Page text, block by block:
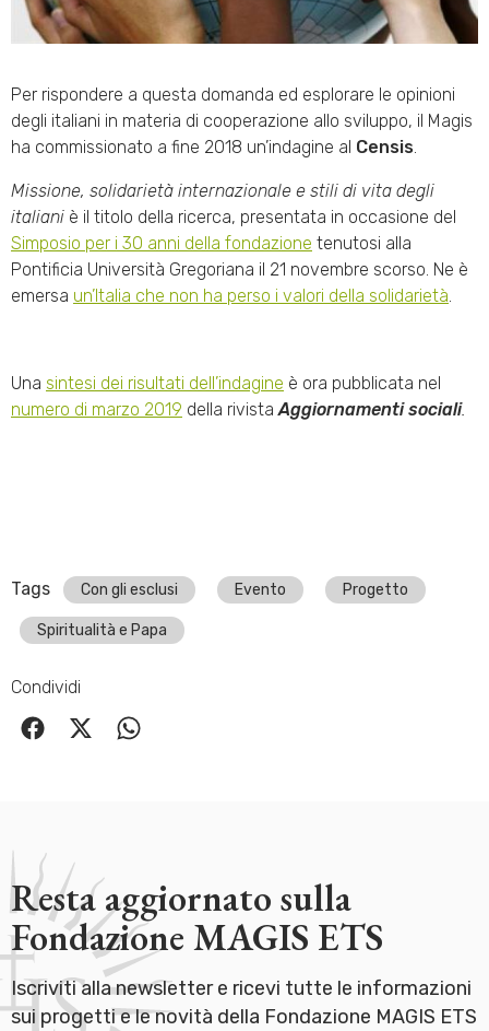
Per rispondere a questa domanda ed esplorare le opinioni
degli italiani in materia di cooperazione allo sviluppo, il Magis
ha commissionato a fine 2018 un’indagine al Censis.
Missione, solidarietà internazionale e stili di vita degli
italiani è il titolo della ricerca, presentata in occasione del
Simposio per i 30 anni della fondazione tenutosi alla
Pontificia Università Gregoriana il 21 novembre scorso. Ne è
emersa un’Italia che non ha perso i valori della solidarietà.
Una sintesi dei risultati dell’indagine è ora pubblicata nel
numero di marzo 2019 della rivistaAggiornamenti sociali.
Tags Con gli esclusi Evento Progetto
Spiritualità e Papa
Condividi
Resta aggiornato sulla
Fondazione MAGIS ETS
Iscriviti alla newsletter e ricevi tutte le informazioni
sui progetti e le novità della Fondazione MAGIS ETS